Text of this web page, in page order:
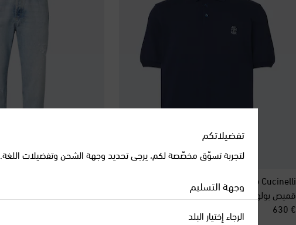
Brunello Cucinelli
قميص بولو من القطن البيكيه بلوغو
€ 630
original price
تفضيلاتكم
لتجربة تسوّق مخصّصة لكم، يرجى تحديد وجهة الشحن وتفضيلات اللغة.
وجهة التسليم
الرجاء إختيار البلد